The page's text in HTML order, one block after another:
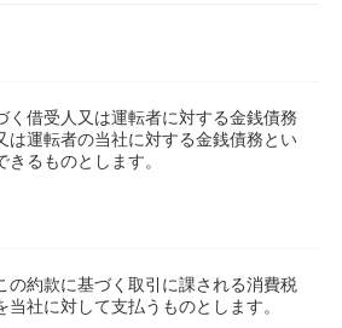
く借受人又は運転者に対する金銭債務
は運転者の当社に対する金銭債務とい
るものとします。
の約款に基づく取引に課される消費税
当社に対して支払うものとします。